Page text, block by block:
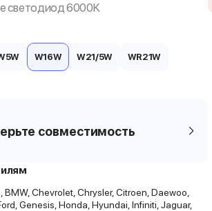
светодиод 6000K
W16W W21/5W WR21W
совместимость
BMW, Chevrolet, Chrysler, Citroen, Daewoo,
Genesis, Honda, Hyundai, Infiniti, Jaguar,